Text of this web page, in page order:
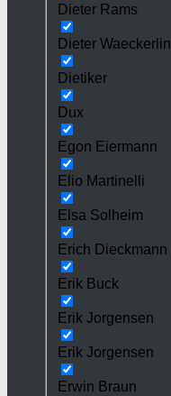
Dieter Rams
Dieter Waeckerlin
Dietiker
Dux
Egon Eiermann
Elio Martinelli
Elsa Solheim
Erich Dieckmann
Erik Buck
Erik Jorgensen
Erik Jorgensen
Erwin Braun